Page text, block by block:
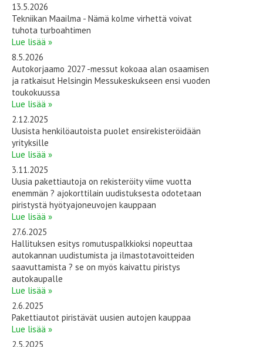
13.5.2026
Tekniikan Maailma - Nämä kolme virhettä voivat
tuhota turboahtimen
Lue lisää »
8.5.2026
Autokorjaamo 2027 -messut kokoaa alan osaamisen
ja ratkaisut Helsingin Messukeskukseen ensi vuoden
toukokuussa
Lue lisää »
2.12.2025
Uusista henkilöautoista puolet ensirekisteröidään
yrityksille
Lue lisää »
3.11.2025
Uusia pakettiautoja on rekisteröity viime vuotta
enemmän ? ajokorttilain uudistuksesta odotetaan
piristystä hyötyajoneuvojen kauppaan
Lue lisää »
27.6.2025
Hallituksen esitys romutuspalkkioksi nopeuttaa
autokannan uudistumista ja ilmastotavoitteiden
saavuttamista ? se on myös kaivattu piristys
autokaupalle
Lue lisää »
2.6.2025
Pakettiautot piristävät uusien autojen kauppaa
Lue lisää »
2.5.2025